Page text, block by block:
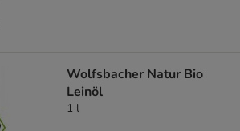
Wolfsbacher Natur Bio
Leinöl
1 l